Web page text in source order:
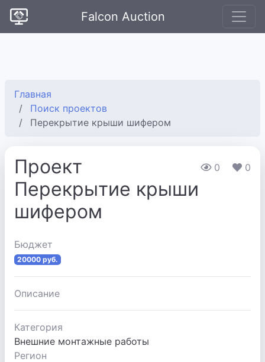
Falcon Auction
Главная
Поиск проектов
Перекрытие крыши шифером
0 0
Проект
Перекрытие крыши
шифером
Бюджет
20000 руб.
Описание
Категория
Внешние монтажные работы
Регион